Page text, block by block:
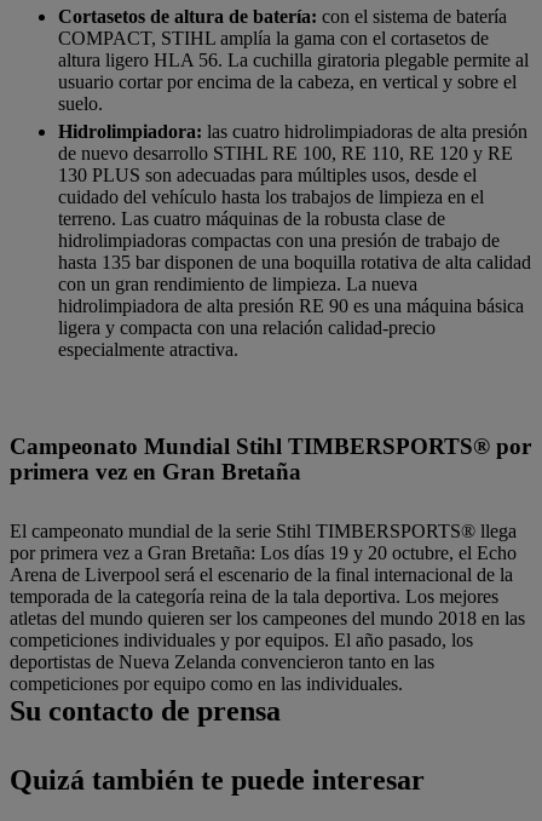
Cortasetos de altura de batería: con el sistema de batería
COMPACT, STIHL amplía la gama con el cortasetos de
altura ligero HLA 56. La cuchilla giratoria plegable permite al
usuario cortar por encima de la cabeza, en vertical y sobre el
suelo.
Hidrolimpiadora: las cuatro hidrolimpiadoras de alta presión
de nuevo desarrollo STIHL RE 100, RE 110, RE 120 y RE
130 PLUS son adecuadas para múltiples usos, desde el
cuidado del vehículo hasta los trabajos de limpieza en el
terreno. Las cuatro máquinas de la robusta clase de
hidrolimpiadoras compactas con una presión de trabajo de
hasta 135 bar disponen de una boquilla rotativa de alta calidad
con un gran rendimiento de limpieza. La nueva
hidrolimpiadora de alta presión RE 90 es una máquina básica
ligera y compacta con una relación calidad-precio
especialmente atractiva.
Campeonato Mundial Stihl TIMBERSPORTS® por
primera vez en Gran Bretaña
El campeonato mundial de la serie Stihl TIMBERSPORTS® llega
por primera vez a Gran Bretaña: Los días 19 y 20 octubre, el Echo
Arena de Liverpool será el escenario de la final internacional de la
temporada de la categoría reina de la tala deportiva. Los mejores
atletas del mundo quieren ser los campeones del mundo 2018 en las
competiciones individuales y por equipos. El año pasado, los
deportistas de Nueva Zelanda convencieron tanto en las
competiciones por equipo como en las individuales.
Su contacto de prensa
Quizá también te puede interesar